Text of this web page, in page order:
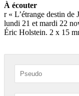
À écouter
r« L’étrange destin de
lundi 21 et mardi 22
Éric Holstein. 2 x 15